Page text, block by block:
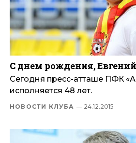
С днем рождения,
Сегодня пресс-атташе ПФК
исполняется 48 лет.
НОВОСТИ КЛУБА — 24.12.2015